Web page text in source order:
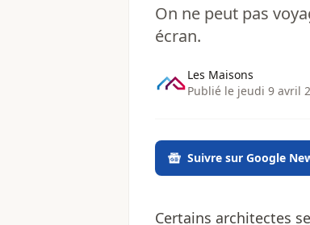
On ne peut pas
écran.
Les Maisons
Publié le jeudi 9 avril
Suivre sur Google
Certains architectes